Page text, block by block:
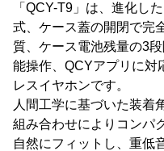
「QCY-T9」は、進化し
式、ケース蓋の開閉で完
質、ケース電池残量の3
能操作、QCYアプリに対
レスイヤホンです。
人間工学に基づいた装着
組み合わせによりコンパ
自然にフィットし、重低